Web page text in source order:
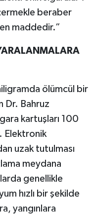
beraber
maddedir.”
ölümcül bir
Dr. Bahruz
kartuşları 100
Elektronik
uzak tutulması
meydana
genellikle
hızlı bir şekilde
yangınlara